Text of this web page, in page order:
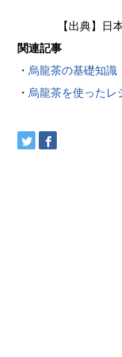
【出典】日
関連記事
・ 烏龍茶の基礎知識
・ 烏龍茶を使ったレ